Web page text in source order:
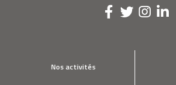
Nos activités